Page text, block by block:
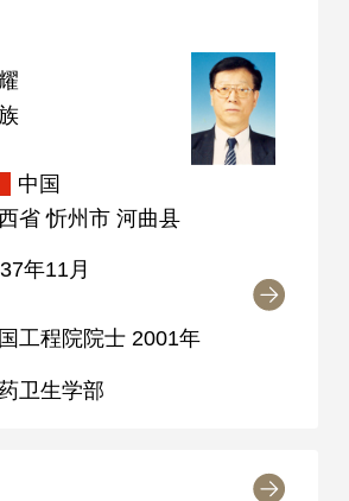
中国
省 忻州市 河曲县
年11月
工程院院士 2001年
卫生学部